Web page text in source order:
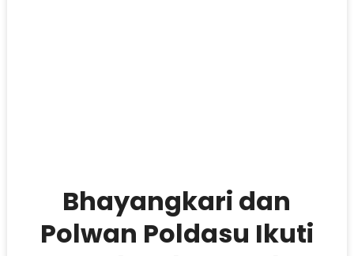
Bhayangkari dan
Polwan Poldasu Ikuti